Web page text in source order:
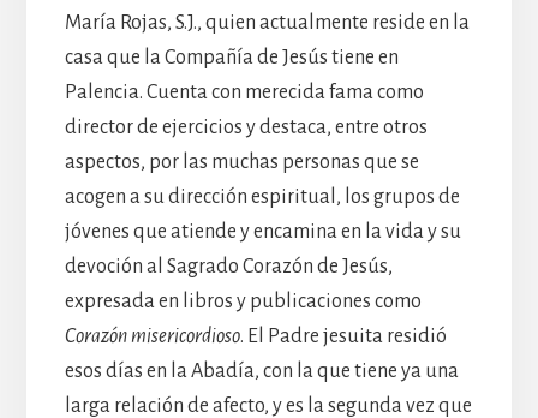
María Rojas, S.J., quien actualmente reside en la
casa que la Compañía de Jesús tiene en
Palencia. Cuenta con merecida fama como
director de ejercicios y destaca, entre otros
aspectos, por las muchas personas que se
acogen a su dirección espiritual, los grupos de
jóvenes que atiende y encamina en la vida y su
devoción al Sagrado Corazón de Jesús,
expresada en libros y publicaciones como
Corazón misericordioso. El Padre jesuita residió
esos días en la Abadía, con la que tiene ya una
larga relación de afecto, y es la segunda vez que